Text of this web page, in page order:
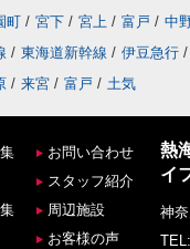
町 / 宮下 / 宮上 / 富戸 / 中
/ 東海道新幹線 / 伊豆急行 /
/ 来宮 / 富戸 / 土気
お問い合わせ
スタッフ紹介
周辺施設
お客様の声
熱
イ
神